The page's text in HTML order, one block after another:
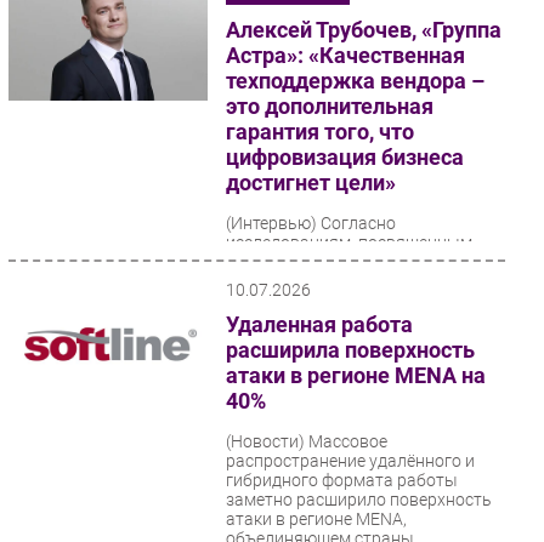
Алексей Трубочев, «Группа
Астра»: «Качественная
техподдержка вендора –
это дополнительная
гарантия того, что
цифровизация бизнеса
достигнет цели»
(Интервью) Согласно
исследованиям, посвященным
импортозамещению, высокий
уровень технической поддержки
российского вендора наряду с
функциональностью...
10.07.2026
Удаленная работа
расширила поверхность
атаки в регионе MENA на
40%
(Новости) Массовое
распространение удалённого и
гибридного формата работы
заметно расширило поверхность
атаки в регионе MENA,
объединяющем страны...